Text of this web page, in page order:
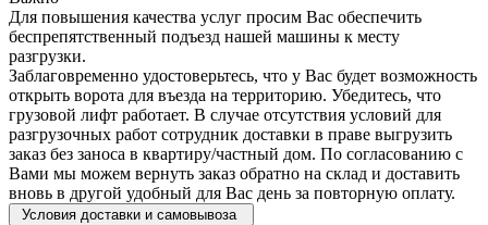
Для повышения качества услуг просим Вас обеспечить
беспрепятственный подъезд нашей машины к месту
разгрузки.
Заблаговременно удостоверьтесь, что у Вас будет возможность
открыть ворота для въезда на территорию. Убедитесь, что
грузовой лифт работает. В случае отсутствия условий для
разгрузочных работ сотрудник доставки в праве выгрузить
заказ без заноса в квартиру/частный дом. По согласованию с
Вами мы можем вернуть заказ обратно на склад и доставить
вновь в другой удобный для Вас день за повторную оплату.
Условия доставки и самовывоза